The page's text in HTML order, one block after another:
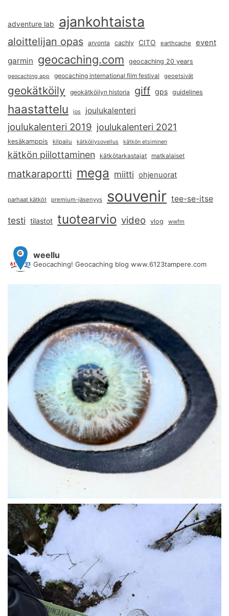
adventure lab ajankohtaista
aloittelijan opas arvonta cachly CITO earthcache event
garmin geocaching.com geocaching 20 years
geocaching app geocaching international film festival geoetsivät
geokätköily geokätköilyn historia giff gps guidelines
haastattelu ios joulukalenteri
joulukalenteri 2019 joulukalenteri 2021
kesäkamppis kilpailu kätköilysovellus kätkön etsiminen
kätkön piilottaminen kätkötarkastajat matkalaiset
matkaraportti mega miitti ohjenuorat
parhaat kätköt premium-jäsenyys souvenir tee-se-itse
testi tilastot tuotearvio video vlog wwfm
weellu
Geocaching! Geocaching blog www.6123tampere.com